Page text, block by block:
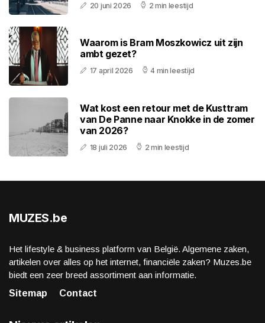
20 juni 2026 2 min leestijd
Waarom is Bram Moszkowicz uit zijn
ambt gezet?
17 april 2026 4 min leestijd
Wat kost een retour met de Kusttram
van De Panne naar Knokke in de zomer
van 2026?
18 juli 2026 2 min leestijd
MUZES.be
Het lifestyle & business platform van België. Algemene zaken,
artikelen over alles op het internet, financiële zaken? Muzes.be
biedt een zeer breed assortiment aan informatie.
Sitemap
Contact